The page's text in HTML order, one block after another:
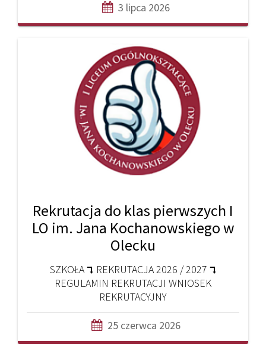
3 lipca 2026
Rekrutacja do klas pierwszych I
LO im. Jana Kochanowskiego w
Olecku
SZKOŁA ⮧ REKRUTACJA 2026 / 2027 ⮧
REGULAMIN REKRUTACJI WNIOSEK
REKRUTACYJNY
25 czerwca 2026